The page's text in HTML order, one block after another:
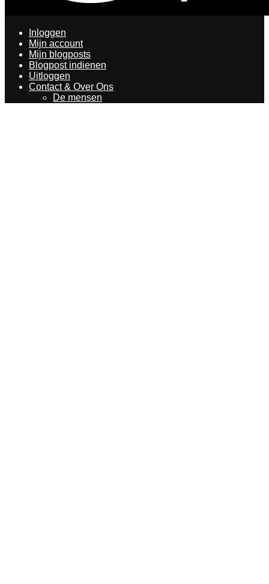
Inloggen
Mijn account
Mijn blogposts
Blogpost indienen
Uitloggen
Contact & Over Ons
De mensen